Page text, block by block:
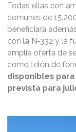
Todas ellas con
comunes de
beneficiará
con la N-332 y la
amplia oferta de
como telón de
disponibles
prevista para